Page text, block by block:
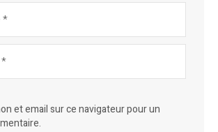
et email sur ce navigateur pour un